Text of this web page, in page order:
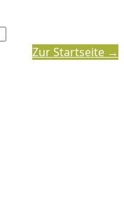
Zur Startseite →